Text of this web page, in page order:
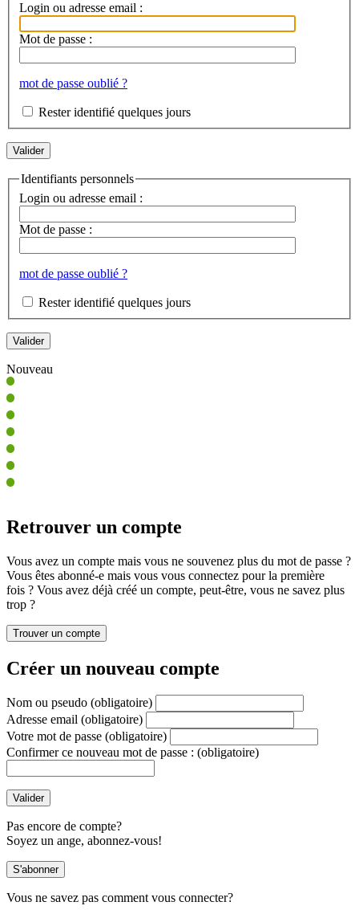
Login ou adresse email :
Mot de passe :
mot de passe oublié ?
Rester identifié quelques jours
Identifiants personnels
Login ou adresse email :
Mot de passe :
mot de passe oublié ?
Rester identifié quelques jours
Nouveau
Retrouver un compte
Vous avez un compte mais vous ne souvenez plus du mot de passe ?
Vous êtes abonné-e mais vous vous connectez pour la première
fois ? Vous avez déjà créé un compte, peut-être, vous ne savez plus
trop ?
Créer un nouveau compte
Nom ou pseudo (obligatoire)
Adresse email (obligatoire)
Votre mot de passe (obligatoire)
Confirmer ce nouveau mot de passe : (obligatoire)
Pas encore de compte?
Soyez un ange, abonnez-vous!
Vous ne savez pas comment vous connecter?